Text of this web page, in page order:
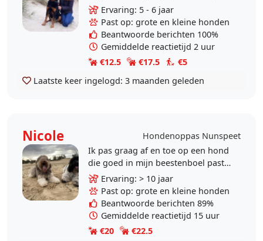
naam is Kristel en ik ben 21 jaar. Ik
vind het leuk om met dieren te
werken en..
Ervaring: 5 - 6 jaar
Past op: grote en kleine honden
Beantwoorde berichten 100%
Gemiddelde reactietijd 2 uur
€12.5
€17.5
€5
Laatste keer ingelogd: 3 maanden geleden
Nicole
Hondenoppas Nunspeet
Ik pas graag af en toe op een hond
die goed in mijn beestenboel past.
Heb 2 kinderen (9 en 12) 2 honden (
barbet en een bijnapoedel) en 2..
Ervaring: > 10 jaar
Past op: grote en kleine honden
Beantwoorde berichten 89%
Gemiddelde reactietijd 15 uur
€20
€22.5